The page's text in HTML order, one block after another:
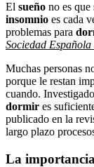
El sueño no es que
insomnio es cada
problemas para
Sociedad Española
Muchas personas
porque le restan
cuando.
dormir es
publicado en la
largo plazo
La